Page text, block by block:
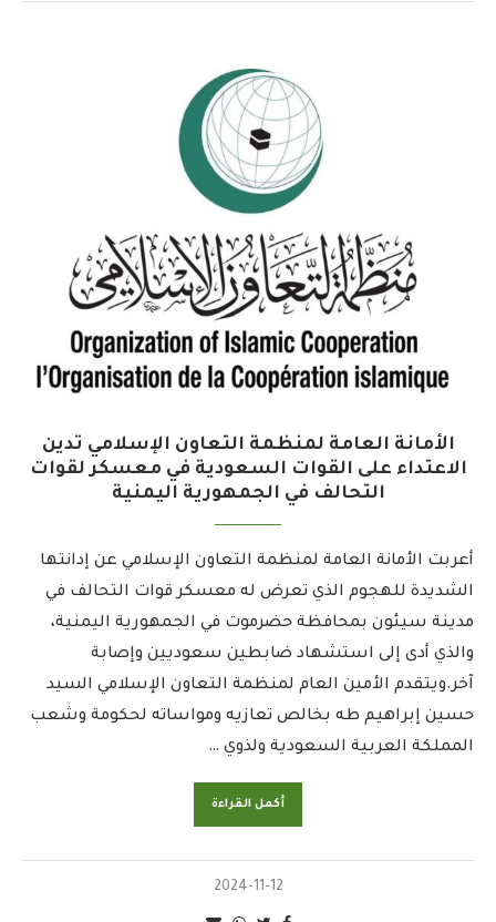
الأمانة العامة لمنظمة التعاون الإسلامي تدين
الاعتداء على القوات السعودية في معسكر لقوات
التحالف في الجمهورية اليمنية
أعربت الأمانة العامة لمنظمة التعاون الإسلامي عن إدانتها
الشديدة للهجوم الذي تعرض له معسكر قوات التحالف في
مدينة سيئون بمحافظة حضرموت في الجمهورية اليمنية،
والذي أدى إلى استشهاد ضابطين سعوديين وإصابة
آخر.ويتقدم الأمين العام لمنظمة التعاون الإسلامي السيد
حسين إبراهيم طه بخالص تعازيه ومواساته لحكومة وشعب
المملكة العربية السعودية ولذوي …
أكمل القراءة
2024-11-12